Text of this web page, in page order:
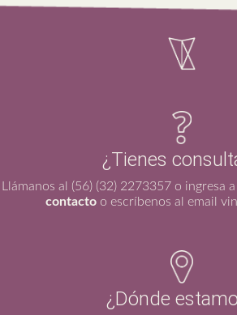
¿Tienes
Llámanos al (56) (32) 2273357 o ingresa
contacto o escríbenos al email
¿Dónde